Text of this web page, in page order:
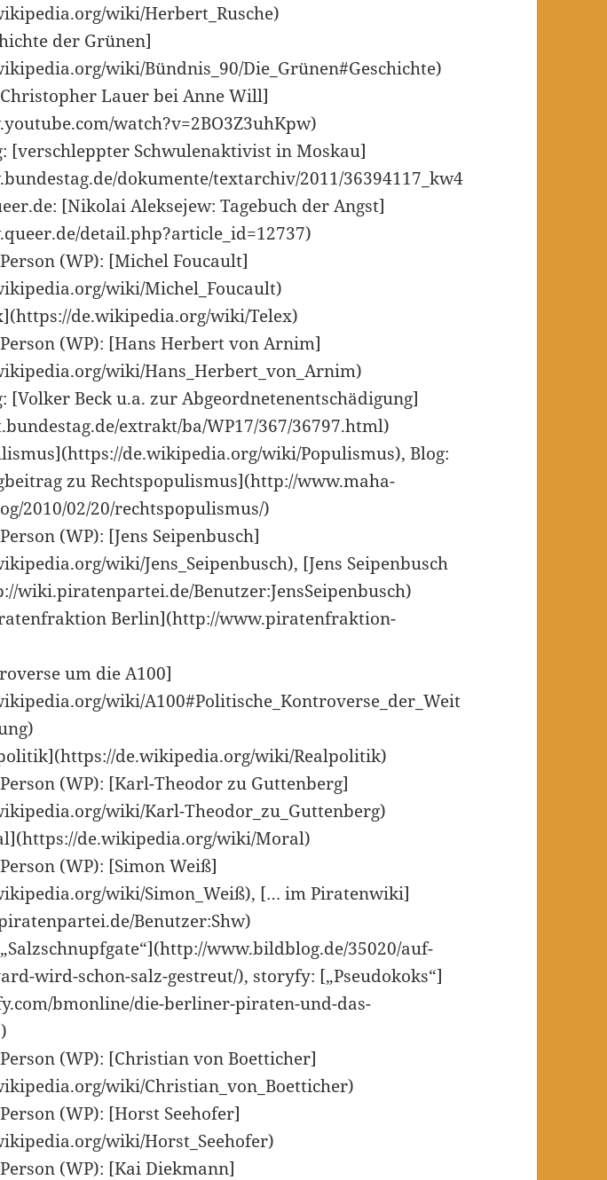
wiki/Herbert_Rusche)
der Grünen]
wiki/Bündnis_90/Die_Grünen#Geschichte)
Lauer bei Anne Will]
watch?v=2BO3Z3uhKpw)
[verschleppter Schwulenaktivist in Moskau]
dokumente/textarchiv/2011/36394117_kw4
[Nikolai Aleksejew: Tagebuch der Angst]
detail.php?article_id=12737)
(WP): [Michel Foucault]
wiki/Michel_Foucault)
de.wikipedia.org/wiki/Telex)
(WP): [Hans Herbert von Arnim]
wiki/Hans_Herbert_von_Arnim)
[Volker Beck u.a. zur Abgeordnetenentschädigung]
extrakt/ba/WP17/367/36797.html)
de.wikipedia.org/wiki/Populismus), Blog:
zu Rechtspopulismus](http://www.maha-
2010/02/20/rechtspopulismus/)
(WP): [Jens Seipenbusch]
wiki/Jens_Seipenbusch), [Jens Seipenbusch
wiki.piratenpartei.de/Benutzer:JensSeipenbusch)
Berlin](http://www.piratenfraktion-
um die A100]
wiki/A100#Politische_Kontroverse_der_Weit
de.wikipedia.org/wiki/Realpolitik)
(WP): [Karl-Theodor zu Guttenberg]
wiki/Karl-Theodor_zu_Guttenberg)
de.wikipedia.org/wiki/Moral)
(WP): [Simon Weiß]
wiki/Simon_Weiß), [… im Piratenwiki]
Benutzer:Shw)
www.bildblog.de/35020/auf-
wird-schon-salz-gestreut/), storyfy: [„Pseudokoks“]
bmonline/die-berliner-piraten-und-das-
(WP): [Christian von Boetticher]
wiki/Christian_von_Boetticher)
(WP): [Horst Seehofer]
wiki/Horst_Seehofer)
(WP): [Kai Diekmann]